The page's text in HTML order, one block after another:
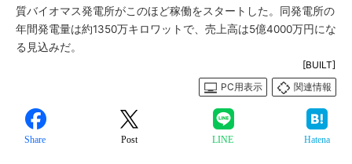
質バイオマス発電所がこのほど稼働をスタートした。同発電所の
年間発電量は約1350万キロワットで、売上高は5億4000万円にな
る見込みだ。
[BUILT]
PC用表示
関連情報
Share Post LINE Hatena